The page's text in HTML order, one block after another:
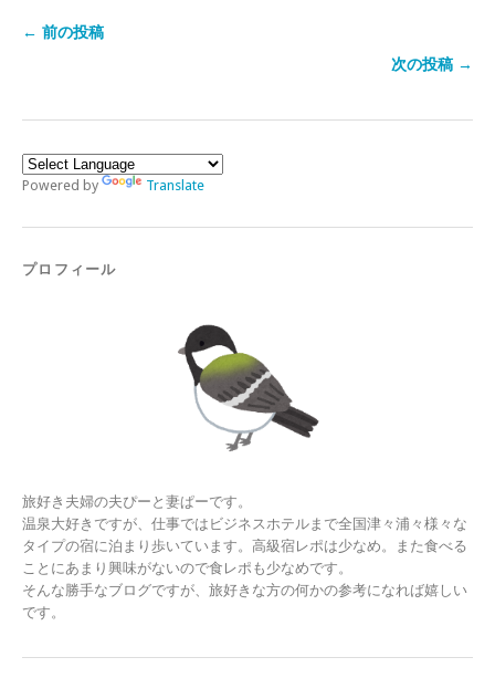
← 前の投稿
次の投稿 →
Powered by Translate
プロフィール
旅好き夫婦の夫ぴーと妻ぱーです。
温泉大好きですが、仕事ではビジネスホテルまで全国津々浦々様々な
タイプの宿に泊まり歩いています。高級宿レポは少なめ。また食べる
ことにあまり興味がないので食レポも少なめです。
そんな勝手なブログですが、旅好きな方の何かの参考になれば嬉しい
です。